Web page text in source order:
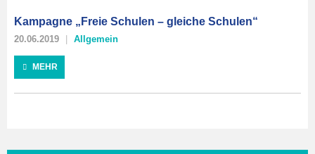
Kampagne „Freie Schulen – gleiche Schulen“
20.06.2019 Allgemein
MEHR